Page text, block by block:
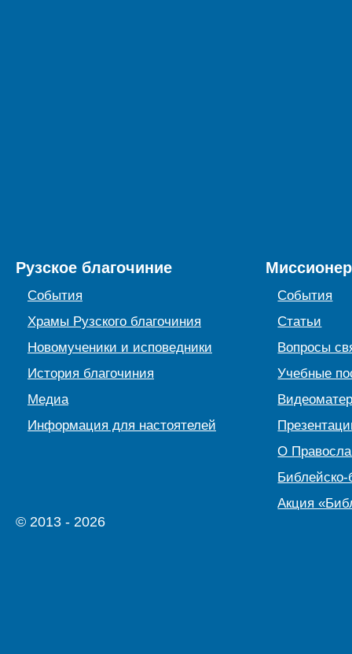
Рузское благочиние
События
Храмы Рузского благочиния
Новомученики и исповедники
История благочиния
Медиа
Информация для настоятелей
События
Статьи
Вопросы
Учебные
О
Библейско-
Акция
© 2013 - 2026